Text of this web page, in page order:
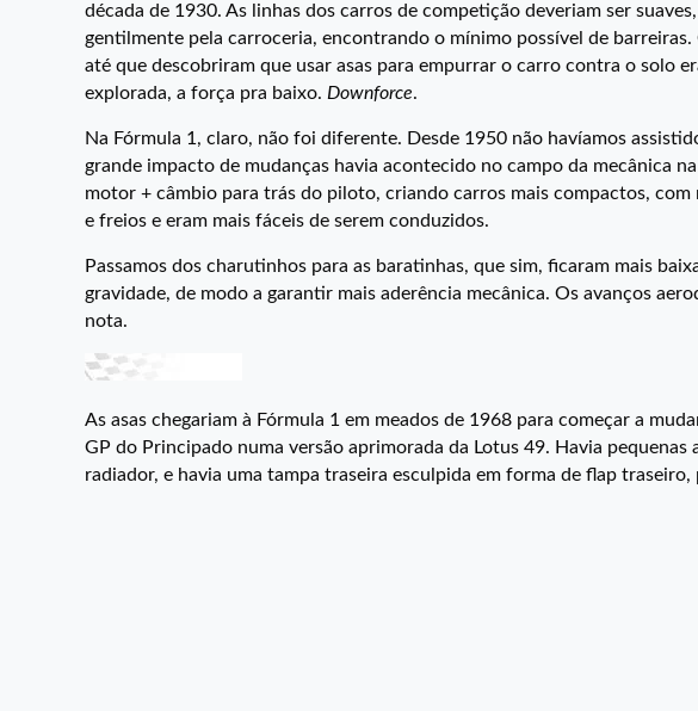
década de 1930. As linhas dos carros de competição deveriam ser
gentilmente pela carroceria, encontrando o mínimo possível de
até que descobriram que usar asas para empurrar o carro contra o solo
explorada, a força pra baixo. Downforce.
Na Fórmula 1, claro, não foi diferente. Desde 1950 não havíamos
grande impacto de mudanças havia acontecido no campo da mecânica na
motor + câmbio para trás do piloto, criando carros mais compactos,
e freios e eram mais fáceis de serem conduzidos.
Passamos dos charutinhos para as baratinhas, que sim, ficaram mais
gravidade, de modo a garantir mais aderência mecânica. Os avanços
nota.
As asas chegariam à Fórmula 1 em meados de 1968 para começar a
GP do Principado numa versão aprimorada da Lotus 49. Havia
radiador, e havia uma tampa traseira esculpida em forma de flap